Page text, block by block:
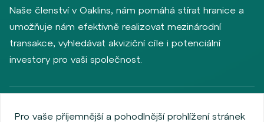
Naše členství v Oaklins, nám pomáhá stírat hranice a
umožňuje nám efektivně realizovat mezinárodní
transakce, vyhledávat akviziční cíle i potenciální
investory pro vaši společnost.
Zásady ochrany osobních údajů
Používání cookies
Pro vaše příjemnější a pohodlnější prohlížení stránek